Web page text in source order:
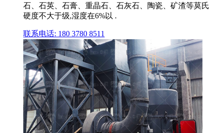
石、石英、石膏、重晶石、石灰石、陶瓷、矿渣等莫氏
硬度不大于级,湿度在6%以 .
联系电话: 180 3780 8511